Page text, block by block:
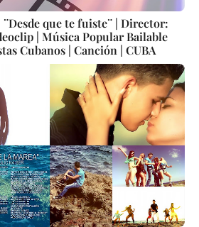
que te fuiste¨ | Director:
| Música Popular Bailable
Cubanos | Canción | CUBA